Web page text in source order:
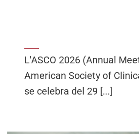
L'ASCO 2026 (Annual
American Society of
se celebra del 29 [...]